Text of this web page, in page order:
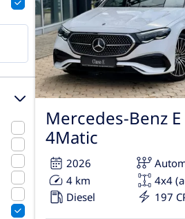
Mercedes-Benz
4Matic
2026
4 km
4x4
Diesel
197